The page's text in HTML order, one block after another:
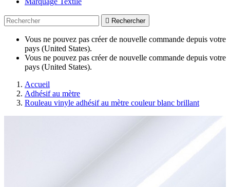
 Rechercher
Vous ne pouvez pas créer de nouvelle commande depuis votre
pays (United States).
Vous ne pouvez pas créer de nouvelle commande depuis votre
pays (United States).
Accueil
Adhésif au mètre
Rouleau vinyle adhésif au mètre couleur blanc brillant